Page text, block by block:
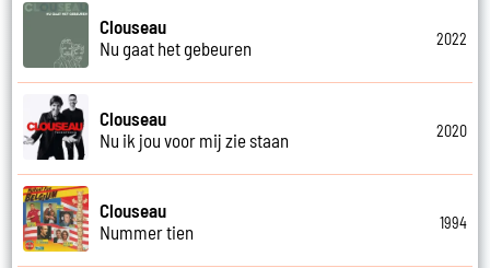
Clouseau
Nu gaat het gebeuren
2022
Clouseau
Nu ik jou voor mij zie staan
2020
Clouseau
Nummer tien
1994